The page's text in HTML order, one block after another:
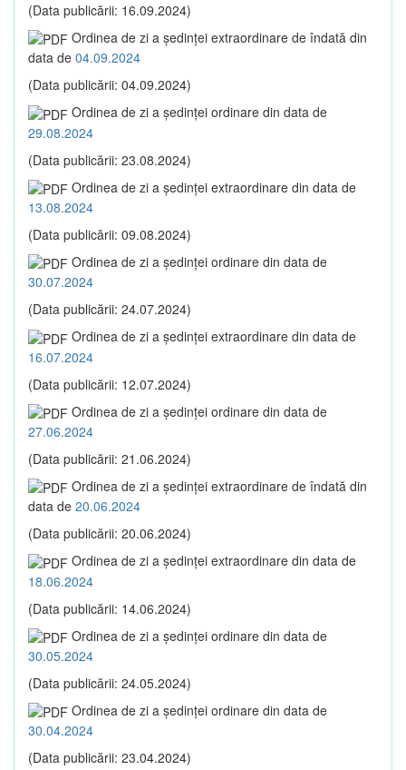
(Data publicării: 16.09.2024)
Ordinea de zi a şedinţei extraordinare de îndată din
data de 04.09.2024
(Data publicării: 04.09.2024)
Ordinea de zi a şedinţei ordinare din data de
29.08.2024
(Data publicării: 23.08.2024)
Ordinea de zi a şedinţei extraordinare din data de
13.08.2024
(Data publicării: 09.08.2024)
Ordinea de zi a şedinţei ordinare din data de
30.07.2024
(Data publicării: 24.07.2024)
Ordinea de zi a şedinţei extraordinare din data de
16.07.2024
(Data publicării: 12.07.2024)
Ordinea de zi a şedinţei ordinare din data de
27.06.2024
(Data publicării: 21.06.2024)
Ordinea de zi a şedinţei extraordinare de îndată din
data de 20.06.2024
(Data publicării: 20.06.2024)
Ordinea de zi a şedinţei extraordinare din data de
18.06.2024
(Data publicării: 14.06.2024)
Ordinea de zi a şedinţei ordinare din data de
30.05.2024
(Data publicării: 24.05.2024)
Ordinea de zi a şedinţei ordinare din data de
30.04.2024
(Data publicării: 23.04.2024)